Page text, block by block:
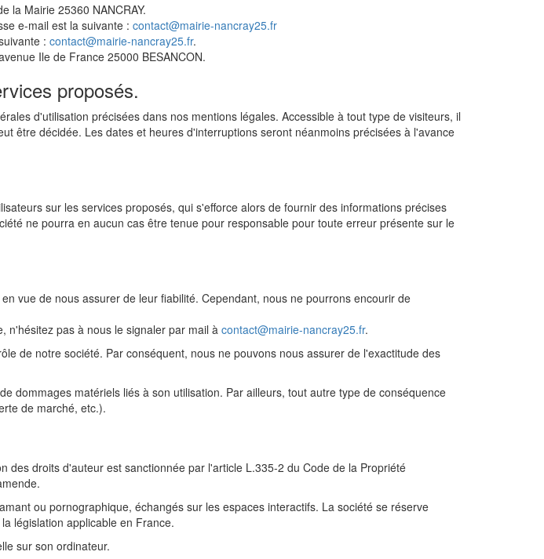
la Mairie 25360 NANCRAY.
e-mail est la suivante : contact@mairie-nancray25.fr
: contact@mairie-nancray25.fr.
Ile de France 25000 BESANCON.
proposés.
d'utilisation précisées dans nos mentions légales. Accessible à tout type de visiteurs, il
être décidée. Les dates et heures d'interruptions seront néanmoins précisées à l'avance
sur les services proposés, qui s'efforce alors de fournir des informations précises
ne pourra en aucun cas être tenue pour responsable pour toute erreur présente sur le
vue de nous assurer de leur fiabilité. Cependant, nous ne pourrons encourir de
n'hésitez pas à nous le signaler par mail à contact@mairie-nancray25.fr.
de notre société. Par conséquent, nous ne pouvons nous assurer de l'exactitude des
dommages matériels liés à son utilisation. Par ailleurs, tout autre type de conséquence
de marché, etc.).
des droits d'auteur est sanctionnée par l'article L.335-2 du Code de la Propriété
ou pornographique, échangés sur les espaces interactifs. La société se réserve
législation applicable en France.
sur son ordinateur.